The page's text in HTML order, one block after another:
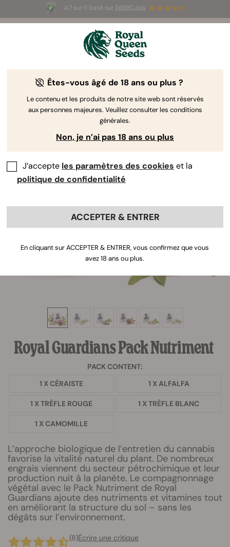
4.7 sur 5 basé sur 58690 avis
3 graines White Widow AutoGRATUITES pour les
Royal Guardians Pack Nutriment
PACK CONTENT:
1 X CÉRAISTE
1 X ALFALFA
1 X TRÈFLE ROUGE 1 X TRÈFLE BLANC
1 X CAMOMILLE
L’approche biologique de l’entretien du cannabis
favorise la vitalité naturel du plant. De nombreux
engrais viennent du secteur pétrochimique et leur
production nuit à la planète. Le compagnonnage
végétal avec le Pack Nutriment de Royal
Guardians ajoute des nutriments et vitamines tout
en améliorant la structure du sol – sans les
dégâts sur l’environnement.
(8)Écrire une critique
Êtes-vous âgé de 18 ans ou plus ?
Le contenu et les produits de notre site web sont réservés
aux personnes majeures. Veuillez consulter les conditions
générales.
Non, je n’ai pas 18 ans ou plus
J’accepte les paramètres des cookies et la
politique de confidentialité
ACCEPTER & ENTRER
En cliquant sur ACCEPTER & ENTRER, vous confirmez que vous
avez 18 ans ou plus.